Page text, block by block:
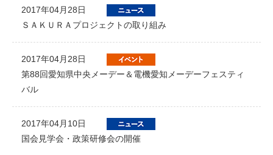
2017年04月28日
ＳＡＫＵＲＡプロジェクトの取り組み
2017年04月28日
第88回愛知県中央メーデー＆電機愛知メーデーフェスティ
バル
2017年04月10日
国会見学会・政策研修会の開催